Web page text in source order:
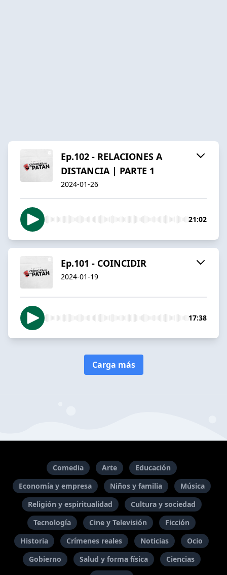
Ep.102 - RELACIONES A
DISTANCIA | PARTE 1
2024-01-26
21:02
Ep.101 - COINCIDIR
2024-01-19
17:38
Carga más
Comedia Arte
Educación
Economía y empresa
Niños y familia
Música
Religión y espiritualidad
Cultura y sociedad
Tecnología
Cine y Televisión
Ficción
Historia
Crímenes reales Noticias
Ocio
Gobierno
Salud y forma física
Ciencias